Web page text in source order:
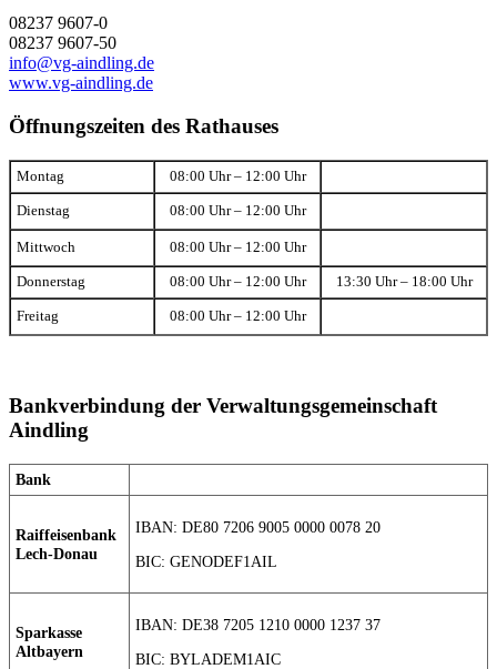
08237 9607-0
08237 9607-50
info@vg-aindling.de
www.vg-aindling.de
Öffnungszeiten des Rathauses
Montag 08:00 Uhr – 12:00 Uhr
Dienstag 08:00 Uhr – 12:00 Uhr
Mittwoch 08:00 Uhr – 12:00 Uhr
Donnerstag 08:00 Uhr – 12:00 Uhr 13:30 Uhr – 18:00 Uhr
Freitag 08:00 Uhr – 12:00 Uhr
Bankverbindung der Verwaltungsgemeinschaft
Aindling
Bank
Raiffeisenbank
Lech-Donau
IBAN: DE80 7206 9005 0000 0078 20
BIC: GENODEF1AIL
Sparkasse
Altbayern
IBAN: DE38 7205 1210 0000 1237 37
BIC: BYLADEM1AIC